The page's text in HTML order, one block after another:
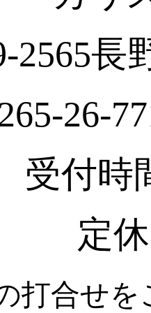
2565長
26-
受付時
定
打合せを